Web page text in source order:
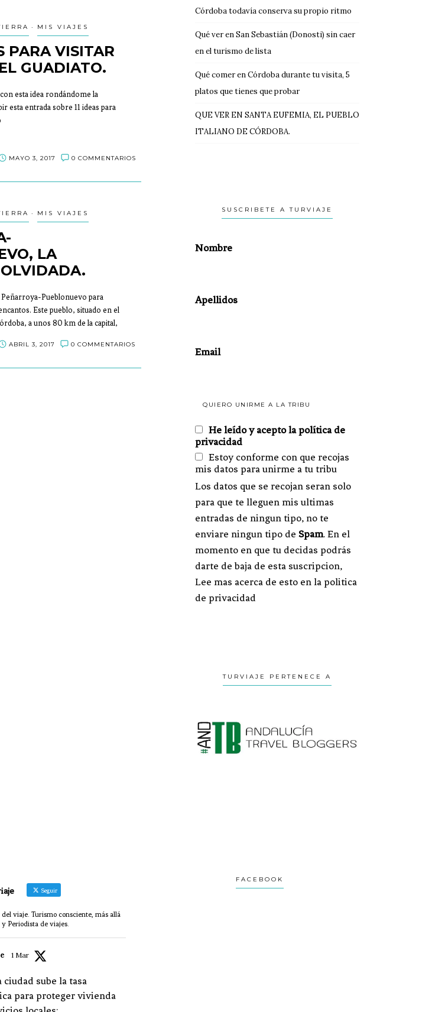
MIS VIAJES
PARA VISITAR
GUADIATO.
esta idea rondándome la
esta entrada sobre 11 ideas para
MAYO 3, 2017 0 COMMENTARIOS
MIS VIAJES
LA
Pueblonuevo para
Este pueblo, situado en el
a unos 80 km de la capital,
ABRIL 3, 2017 0 COMMENTARIOS
Córdoba todavía conserva su propio ritmo
Qué ver en San Sebastián (Donosti) sin caer
en el turismo de lista
Qué comer en Córdoba durante tu visita, 5
platos que tienes que probar
QUE VER EN SANTA EUFEMIA, EL PUEBLO
ITALIANO DE CÓRDOBA.
SUSCRIBETE A TURVIAJE
Nombre
Apellidos
Email
He leído y acepto la política de
privacidad
Estoy conforme con que recojas
mis datos para unirme a tu tribu
Los datos que se recojan seran solo
para que te lleguen mis ultimas
entradas de ningun tipo, no te
enviare ningun tipo de Spam. En el
momento en que tu decidas podrás
darte de baja de esta suscripcion,
Lee mas acerca de esto en la politica
de privacidad
TURVIAJE PERTENECE A
Seguir
viaje. Turismo consciente, más allá
y Periodista de viajes.
1 Mar
ciudad sube la tasa
para proteger vivienda
FACEBOOK